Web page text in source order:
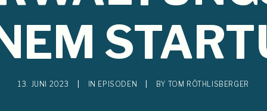
13. JUNI 2023 IN EPISODEN BY TOM RÖTHLISBERGER